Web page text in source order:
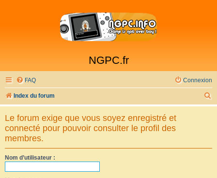
NGPC.fr
FAQ Connexion
Index du forum
e
Le forum exige que vous soyez enregistré et
connecté pour pouvoir consulter le profil des
membres.
Nom d’utilisateur :